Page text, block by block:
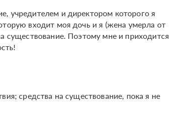
учредителем и директором которого я
входит моя дочь и я (жена умерла от
существование. Поэтому мне и приходится
средства на существование, пока я не